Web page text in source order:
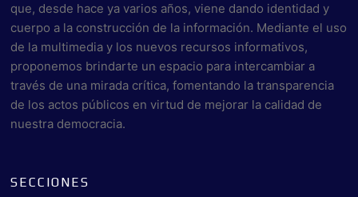
que, desde hace ya varios años, viene dando identidad y
cuerpo a la construcción de la información. Mediante el uso
de la multimedia y los nuevos recursos informativos,
proponemos brindarte un espacio para intercambiar a
través de una mirada crítica, fomentando la transparencia
de los actos públicos en virtud de mejorar la calidad de
nuestra democracia.
SECCIONES